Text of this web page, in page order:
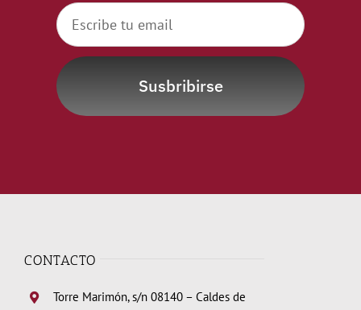
Susbribirse
CONTACTO
Torre Marimón, s/n 08140 – Caldes de